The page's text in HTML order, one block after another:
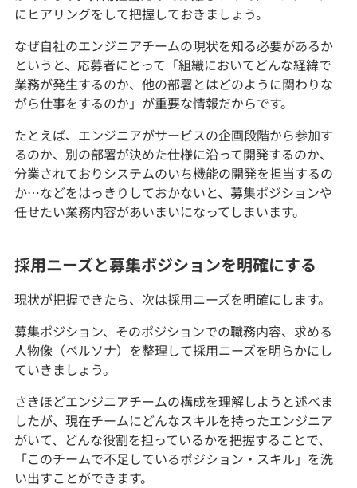
にヒアリングをして把握しておきましょう。
なぜ自社のエンジニアチームの現状を知る必要があるか
というと、応募者にとって「組織においてどんな経緯で
業務が発生するのか、他の部署とはどのように関わりな
がら仕事をするのか」が重要な情報だからです。
たとえば、エンジニアがサービスの企画段階から参加す
るのか、別の部署が決めた仕様に沿って開発するのか、
分業されておりシステムのいち機能の開発を担当するの
か…などをはっきりしておかないと、募集ポジションや
任せたい業務内容があいまいになってしまいます。
採用ニーズと募集ボジションを明確にする
現状が把握できたら、次は採用ニーズを明確にします。
募集ポジション、そのポジションでの職務内容、求める
人物像（ペルソナ）を整理して採用ニーズを明らかにし
ていきましょう。
さきほどエンジニアチームの構成を理解しようと述べま
したが、現在チームにどんなスキルを持ったエンジニア
がいて、どんな役割を担っているかを把握することで、
「このチームで不足しているポジション・スキル」を洗
い出すことができます。